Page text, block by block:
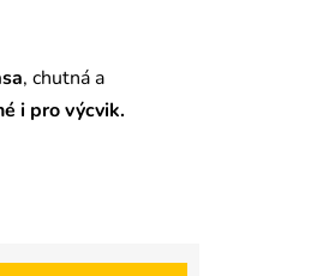
Í
Š
, chutná a
i pro výcvik.